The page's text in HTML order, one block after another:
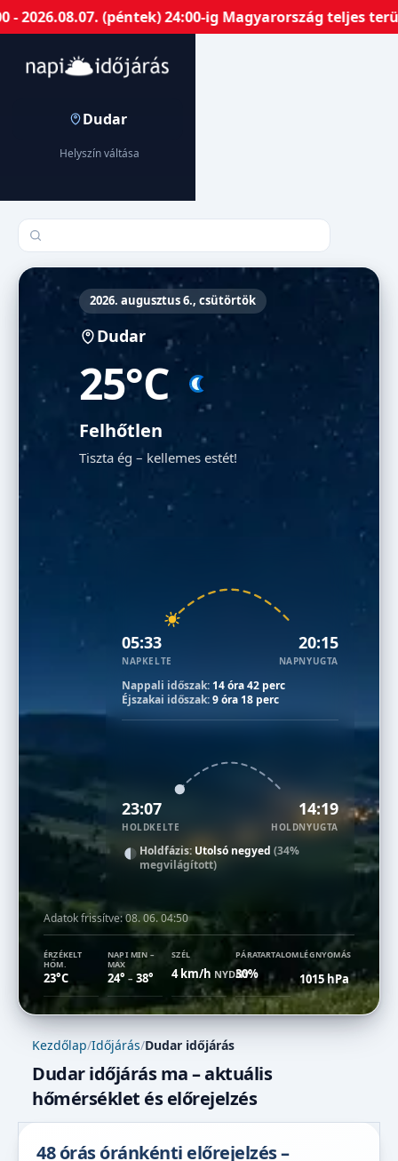
(péntek) 24:00-ig Magyarország teljes
Dudar
Helyszín váltása
Település keresése
2026. augusztus 6., csütörtök
Dudar
25°C
Felhőtlen
Tiszta ég – kellemes estét!
05:33
NAPKELTE
20:15
NAPNYUGTA
Nappali időszak: 14 óra 42 perc
Éjszakai időszak:9 óra 18 perc
23:07
HOLDKELTE
14:19
HOLDNYUGTA
Holdfázis: Utolsó negyed (34%
megvilágított)
Adatok frissítve:08. 06. 04:50
ÉRZÉKELT
HŐM.
23°C
NAPI MIN –
MAX
24° –38°
SZÉL
4 km/h NYDNY
PÁRATARTALOM
30%
LÉGNYOMÁS
1015 hPa
Kezdőlap/Időjárás/Dudar időjárás
Dudar időjárás ma – aktuális
hőmérséklet és előrejelzés
48 órás óránkénti előrejelzés –